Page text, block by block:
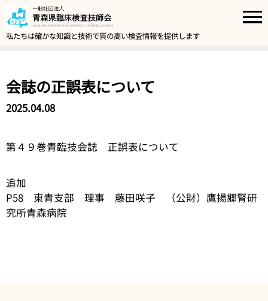
私たちは確かな知識と技術で質の高い検査情報を提供します
会誌の正誤表について
2025.04.08
第４９巻青臨技会誌 正誤表について
追加
P58 東青支部 理事 藤田咲子 （公財）鷹揚郷腎研
究所青森病院